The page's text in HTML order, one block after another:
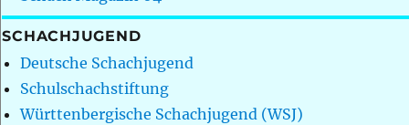
SCHACHJUGEND
Deutsche Schachjugend
Schulschachstiftung
Württenbergische Schachjugend (WSJ)